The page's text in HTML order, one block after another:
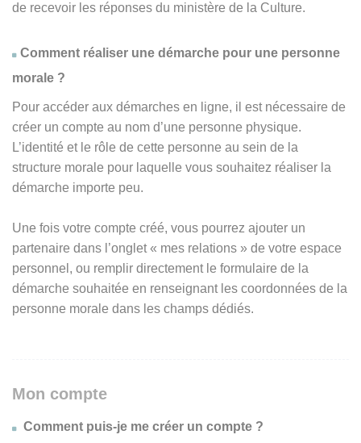
de recevoir les réponses du ministère de la Culture.
Comment réaliser une démarche pour une personne
morale ?
Pour accéder aux démarches en ligne, il est nécessaire de
créer un compte au nom d’une personne physique.
L’identité et le rôle de cette personne au sein de la
structure morale pour laquelle vous souhaitez réaliser la
démarche importe peu.
Une fois votre compte créé, vous pourrez ajouter un
partenaire dans l’onglet « mes relations » de votre espace
personnel, ou remplir directement le formulaire de la
démarche souhaitée en renseignant les coordonnées de la
personne morale dans les champs dédiés.
Mon compte
Comment puis-je me créer un compte ?